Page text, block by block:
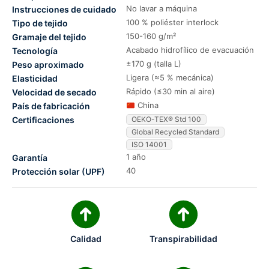
Instrucciones de cuidado
No lavar a máquina
Tipo de tejido 100 % poliéster interlock
Gramaje del tejido 150-160 g/m²
Tecnología Acabado hidrofílico de evacuación
Peso aproximado ±170 g (talla L)
Elasticidad Ligera (≈5 % mecánica)
Velocidad de secado Rápido (≤30 min al aire)
País de fabricación China
Certificaciones
OEKO-TEX® Std 100
Global Recycled Standard
ISO 14001
Garantía 1 año
Protección solar (UPF) 40
Calidad Transpirabilidad